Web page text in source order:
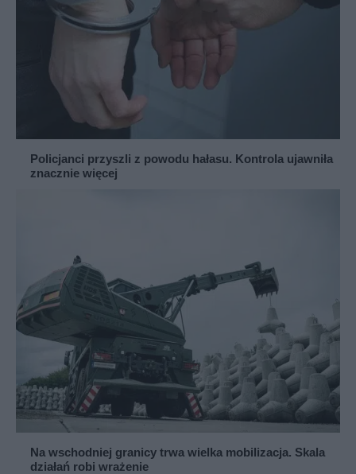
Policjanci przyszli z powodu hałasu. Kontrola ujawniła
znacznie więcej
Na wschodniej granicy trwa wielka mobilizacja. Skala
działań robi wrażenie